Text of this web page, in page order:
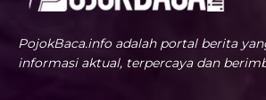
PojokBaca.info adalah portal berita
informasi aktual, terpercaya dan